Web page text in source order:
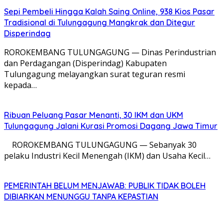
Sepi Pembeli Hingga Kalah Saing Online, 938 Kios Pasar
Tradisional di Tulungagung Mangkrak dan Ditegur
Disperindag
ROROKEMBANG TULUNGAGUNG — Dinas Perindustrian
dan Perdagangan (Disperindag) Kabupaten
Tulungagung melayangkan surat teguran resmi
kepada…
Ribuan Peluang Pasar Menanti, 30 IKM dan UKM
Tulungagung Jalani Kurasi Promosi Dagang Jawa Timur
​ ROROKEMBANG TULUNGAGUNG — Sebanyak 30
pelaku Industri Kecil Menengah (IKM) dan Usaha Kecil…
PEMERINTAH BELUM MENJAWAB: PUBLIK TIDAK BOLEH
DIBIARKAN MENUNGGU TANPA KEPASTIAN